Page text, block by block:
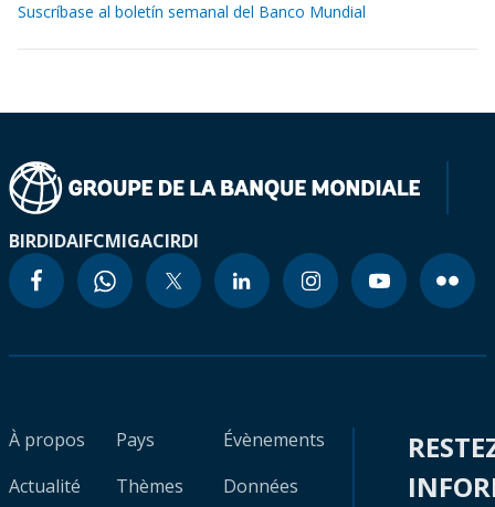
Suscríbase al boletín semanal del Banco Mundial
BIRDIDAIFCMIGACIRDI
À propos
Actualité
Pays
Thèmes
Évènements
Données